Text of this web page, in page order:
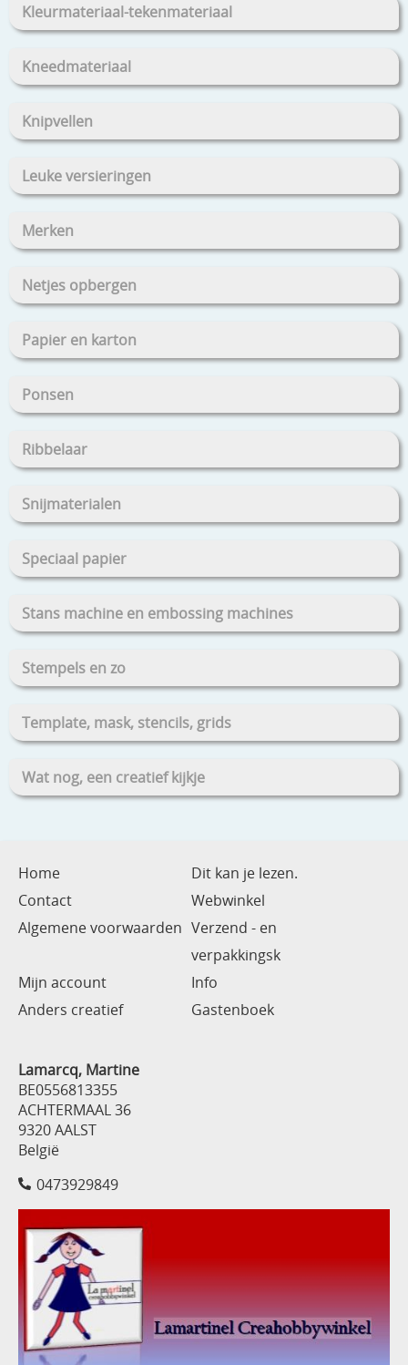
Kleurmateriaal-tekenmateriaal
Kneedmateriaal
Knipvellen
Leuke versieringen
Merken
Netjes opbergen
Papier en karton
Ponsen
Ribbelaar
Snijmaterialen
Speciaal papier
Stans machine en embossing machines
Stempels en zo
Template, mask, stencils, grids
Wat nog, een creatief kijkje
Home
Dit kan je lezen.
Contact
Webwinkel
Algemene voorwaarden Verzend - en
verpakkingsk
Mijn account
Info
Anders creatief
Gastenboek
Lamarcq, Martine
BE0556813355
ACHTERMAAL 36
9320 AALST
België
0473929849